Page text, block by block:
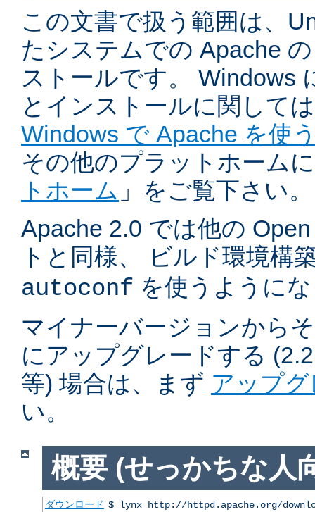
この文書で扱う範囲は、
たシステムでの Apache
ストールです。 Windows
とインストールに関して
Windows で Apache を使
その他のプラットホーム
トホーム 」をご覧下さい。
Apache 2.0 では他の
トと同様、 ビルド環境構
autoconf を使うように
マイナーバージョンから
にアップグレードする
等) 場合は、まず アップ
い。
概要 (せっかちな人
ダウンロード $ lynx http://httpd.apache.org/